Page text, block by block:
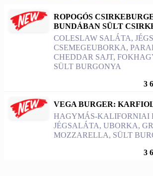
ROPOGÓS
BUNDÁBAN SÜLT
COLESLAW SALÁTA,
CSEMEGEUBORKA,
CHEDDAR SAJT,
SÜLT BURGONYA
3
VEGA BURGER:
HAGYMÁS-KALIFORNIAI
JÉGSALÁTA, UBORKA,
MOZZARELLA, SÜLT
3